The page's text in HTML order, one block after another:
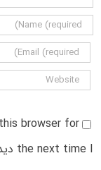
browser for
the next time I دیدگاه.